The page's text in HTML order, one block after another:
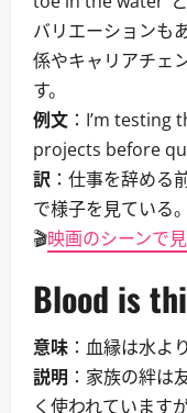
バリエーションも
係やキャリアチェ
す。
例文 ：I’m
projects before
訳 ：仕事を辞める
で様子を見ている。
🎬映画のシーンで
Blood is
意味 ：血縁は水よ
説明 ：家族の絆は
く使われています